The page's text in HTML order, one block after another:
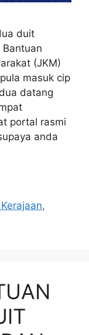
duit
(JKM)
masuk cip
datang
portal rasmi
anda
,